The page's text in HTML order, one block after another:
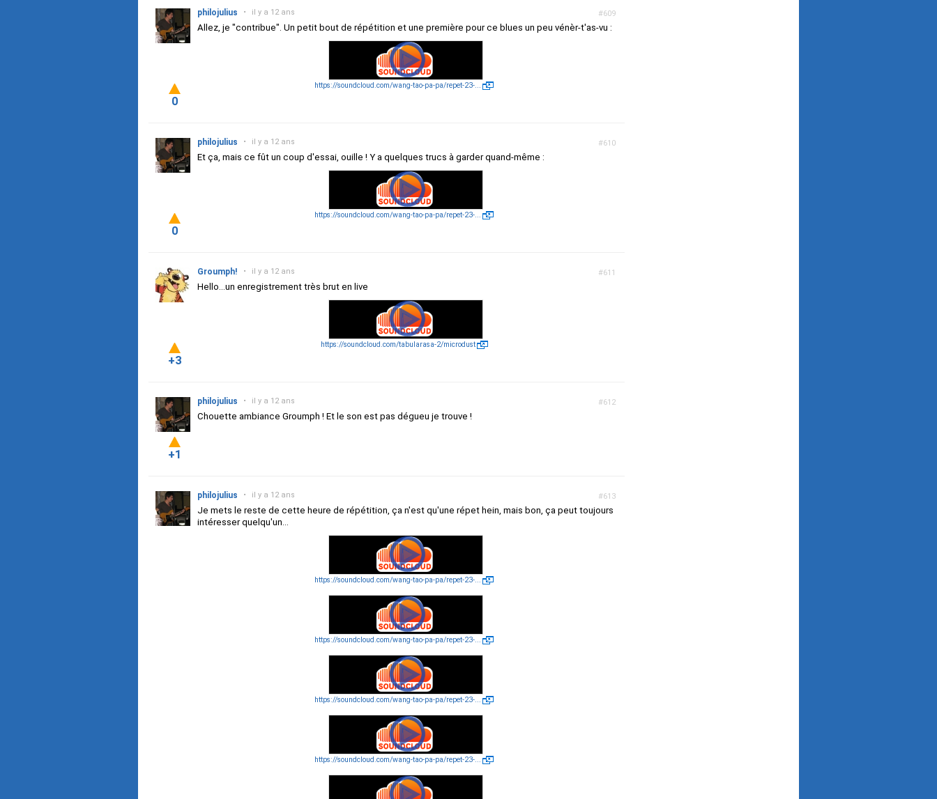
#609
philojulius • il y a 12 ans
Allez, je "contribue". Un petit bout de répétition et une première pour ce blues un peu vénèr-t'as-vu :
https://soundcloud.com/wang-tao-pa-pa/repet-23-...
0
#610
philojulius • il y a 12 ans
Et ça, mais ce fût un coup d'essai, ouille ! Y a quelques trucs à garder quand-même :
https://soundcloud.com/wang-tao-pa-pa/repet-23-...
0
#611
Groumph! • il y a 12 ans
Hello...un enregistrement très brut en live
https://soundcloud.com/tabularasa-2/microdust
+3
#612
philojulius • il y a 12 ans
Chouette ambiance Groumph ! Et le son est pas dégueu je trouve !
+1
#613
philojulius • il y a 12 ans
Je mets le reste de cette heure de répétition, ça n'est qu'une répet hein, mais bon, ça peut toujours
intéresser quelqu'un...
https://soundcloud.com/wang-tao-pa-pa/repet-23-...
https://soundcloud.com/wang-tao-pa-pa/repet-23-...
https://soundcloud.com/wang-tao-pa-pa/repet-23-...
https://soundcloud.com/wang-tao-pa-pa/repet-23-...